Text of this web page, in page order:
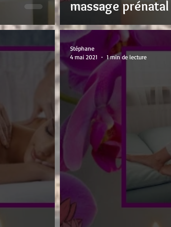
massage prénatal
Stéphane
4 mai 2021
1 min de lecture